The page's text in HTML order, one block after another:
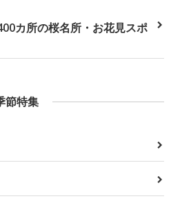
カ所の桜名所・お花見スポ
節特集